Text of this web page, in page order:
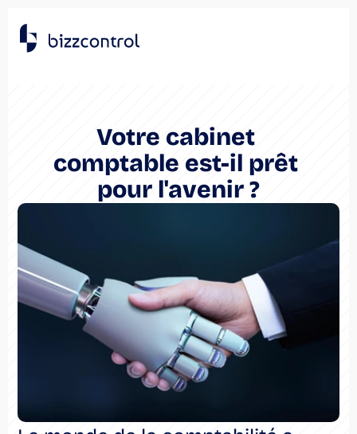
Votre cabinet
comptable est-il prêt
pour l'avenir ?